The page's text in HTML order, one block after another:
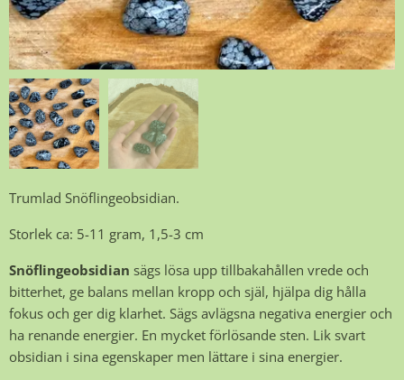
Trumlad Snöflingeobsidian.
Storlek ca: 5-11 gram, 1,5-3 cm
Snöflingeobsidian sägs lösa upp tillbakahållen vrede och
bitterhet, ge balans mellan kropp och själ, hjälpa dig hålla
fokus och ger dig klarhet. Sägs avlägsna negativa energier och
ha renande energier. En mycket förlösande sten. Lik svart
obsidian i sina egenskaper men lättare i sina energier.